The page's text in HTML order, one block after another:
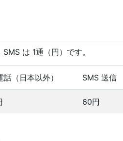
SMS は 1通（円）です。
話（日本以外） SMS 送信
60円